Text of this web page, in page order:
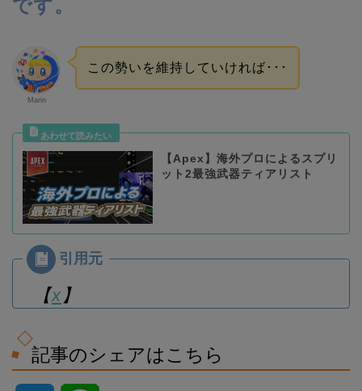
です。
Marin
この勢いを維持していければ･･･
【Apex】海外プロによるスプリ
ット2最強武器ティアリスト
【x 】
記事のシェアはこちら